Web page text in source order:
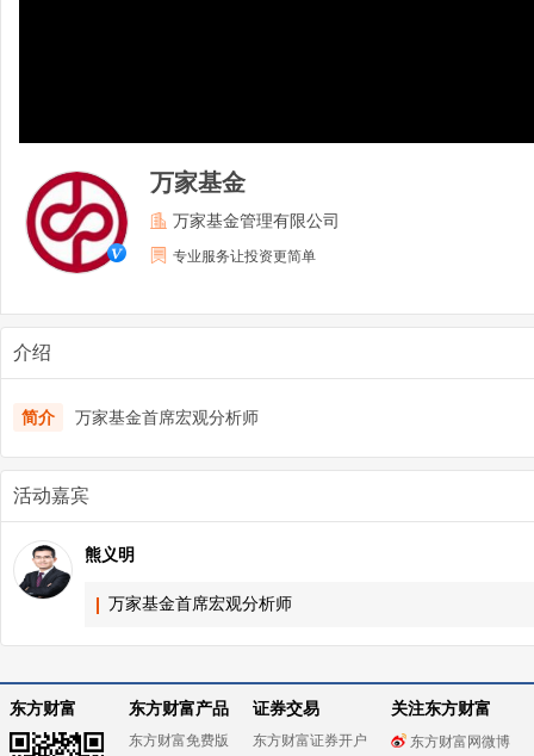
万家基金
万家基金管理有限公司
专业服务让投资更简单
介绍
简介 万家基金首席宏观分析师
活动嘉宾
熊义明
万家基金首席宏观分析师
东方财富 东方财富产品
东方财富免费版
证券交易
东方财富证券开户
关注东方财富
东方财富网微博